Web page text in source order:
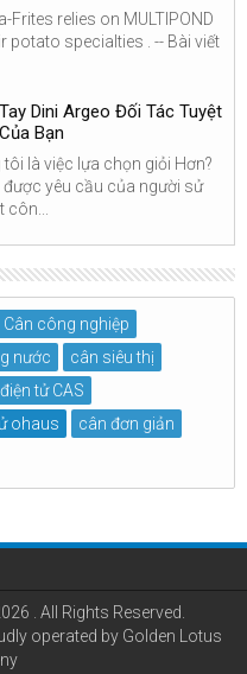
Frites relies on MULTIPOND
potato specialties . -- Bài viết
Dini Argeo Đối Tác Tuyệt
Bạn
là việc lựa chọn giỏi Hơn?
yêu cầu của người sử
Cân công nghiệp
nước
cân siêu thị
tử CAS
ohaus
cân đơn giản
. All Rights Reserved.
operated by Golden Lotus